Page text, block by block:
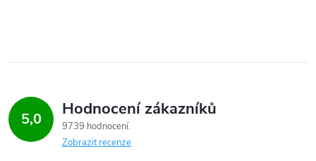
p
s 5,0 Hodnocení zákazníků
9739 hodnocení
Zobrazit recenze